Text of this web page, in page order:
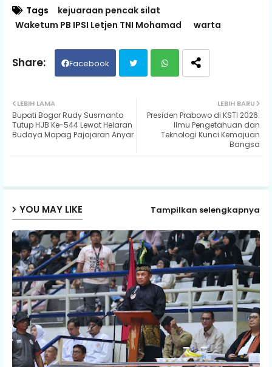
Tags
kejuaraan pencak silat
Waketum PB IPSI Letjen TNI Mohamad
warta
Facebook
ats
LEBIH BARU
Presiden Prabowo di KSTI 2026:
Ilmu Pengetahuan dan
Teknologi Kunci Kemajuan
Bangsa
LEBIH LAMA
Bupati Bogor Rudy Susmanto
Tutup HJB Ke-544 Lewat Helaran
Budaya Mapag Pajajaran Anyar
YOU MAY LIKE Tampilkan selengkapnya